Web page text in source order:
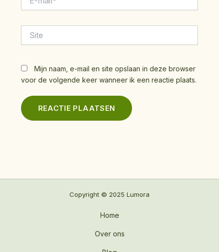
mail*
Mijn naam, e-mail en site opslaan in deze browser
voor de volgende keer wanneer ik een reactie plaats.
Copyright © 2025 Lumora
Home
Over ons